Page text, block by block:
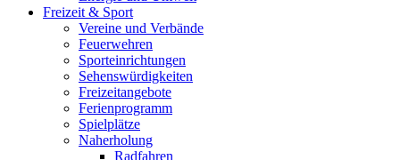
Freizeit & Sport
Vereine und Verbände
Feuerwehren
Sporteinrichtungen
Sehenswürdigkeiten
Freizeitangebote
Ferienprogramm
Spielplätze
Naherholung
Radfahren